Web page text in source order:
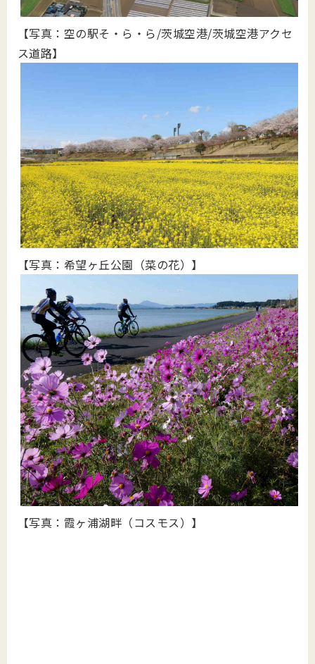
【写真：空の駅そ・ら・ら/茨城空港/茨城空港アクセ
ス道路】
【写真：希望ヶ丘公園（菜の花）】
【写真：霞ヶ浦湖畔（コスモス）】